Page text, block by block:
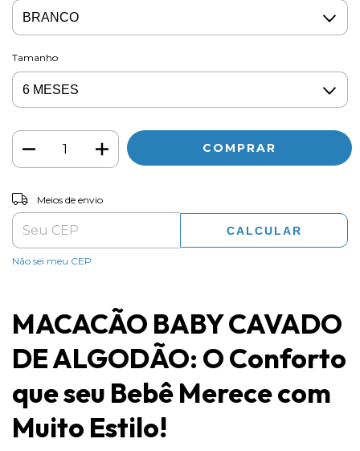
Tamanho
Entregas para o CEP:
Meios de envio
CALCULAR
Não sei meu CEP
MACACÃO BABY CAVADO
DE ALGODÃO: O Conforto
que seu Bebê Merece com
Muito Estilo!